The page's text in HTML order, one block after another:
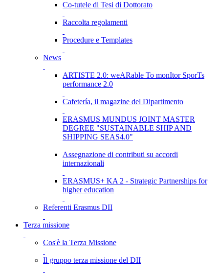
Co-tutele di Tesi di Dottorato
Raccolta regolamenti
Procedure e Templates
News
ARTISTE 2.0: weARable To monItor SporTs
performance 2.0
Cafetería, il magazine del Dipartimento
ERASMUS MUNDUS JOINT MASTER
DEGREE "SUSTAINABLE SHIP AND
SHIPPING SEAS4.0"
Assegnazione di contributi su accordi
internazionali
ERASMUS+ KA 2 - Strategic Partnerships for
higher education
Referenti Erasmus DII
Terza missione
Cos'è la Terza Missione
Il gruppo terza missione del DII